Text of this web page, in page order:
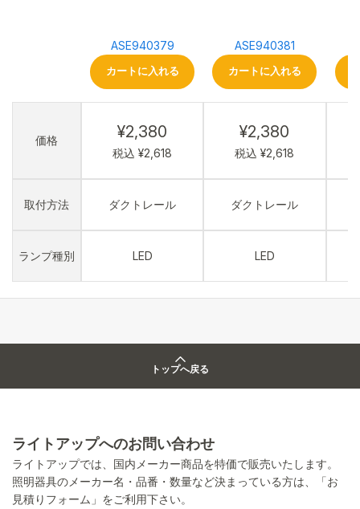
価格
取付方法
ランプ種別
ASE940379
カートに入れる
¥2,380
税込 ¥2,618
ダクトレール
LED
ASE940381
カートに入れる
¥2,380
税込 ¥2,618
ダクトレール
LED
トップへ戻る
ライトアップへのお問い合わせ
ライトアップでは、国内メーカー商品を特価で販売いたします。
照明器具のメーカー名・品番・数量など決まっている方は、「お
見積りフォーム」をご利用下さい。